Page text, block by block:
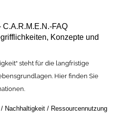
Konzepte und
steht für die langfristige
Hier finden Sie
/ Nachhaltigkeit / Ressourcennutzung